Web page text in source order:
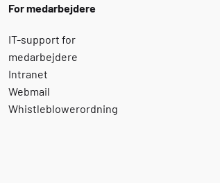
For medarbejdere
IT-support for
medarbejdere
Intranet
Webmail
Whistleblowerordning